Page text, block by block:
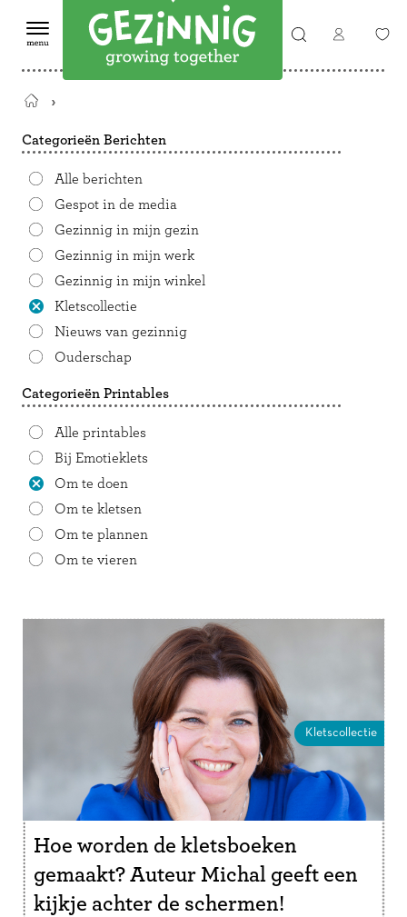
Terug
de
startpagina
Categorieën Berichten
Alle berichten
Gespot in de media
Gezinnig in mijn gezin
Gezinnig in mijn werk
Gezinnig in mijn winkel
Kletscollectie
Nieuws van gezinnig
Ouderschap
Categorieën Printables
Alle printables
Bij Emotieklets
Om te doen
Om te kletsen
Om te plannen
Om te vieren
Kletscollectie
Hoe worden de kletsboeken
gemaakt? Auteur Michal geeft een
kijkje achter de schermen!